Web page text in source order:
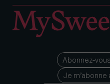
Abonnez-
Je m’abonne